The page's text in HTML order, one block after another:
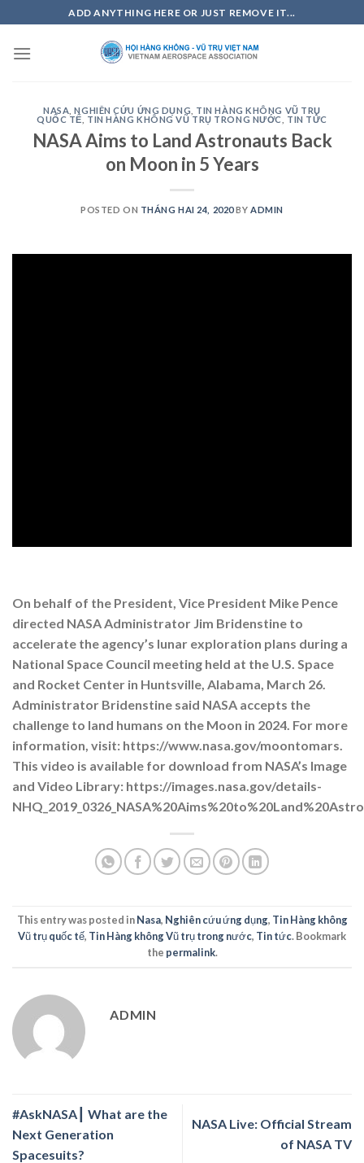
to
content
ADD ANYTHING HERE OR JUST REMOVE IT...
NASA ,NGHIÊN CỨU ỨNG DỤNG
TIN HÀNG KHÔNG VŨ TRỤ
QUỐC TẾ
TIN HÀNG KHÔNG VŨ TRỤ TRONG NƯỚC TIN TỨC
NASA Aims to Land Astronauts Back
on Moon in 5 Years
POSTED ON THÁNG HAI 24, 2020BY ADMIN
On behalf of the President, Vice President Mike Pence
directed NASA Administrator Jim Bridenstine to
accelerate the agency’s lunar exploration plans during a
National Space Council meeting held at the U.S. Space
and Rocket Center in Huntsville, Alabama, March 26.
Administrator Bridenstine said NASA accepts the
challenge to land humans on the Moon in 2024. For more
information, visit: https://www.nasa.gov/moontomars.
This video is available for download from NASA’s Image
and Video Library: https://images.nasa.gov/details-
This entry was posted inNasa, Nghiên cứu ứng dụng, Tin Hàng không
Vũ trụ quốc tế, Tin Hàng không Vũ trụ trong nước, Tin tức. Bookmark
the permalink.
ADMIN
#AskNASA┃ What are the
Next Generation
Spacesuits?
NASA Live: Official Stream
of NASA TV